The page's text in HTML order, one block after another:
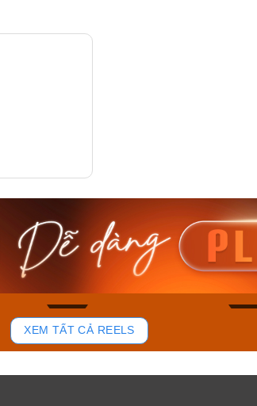
47
Casio Nam MTS-
RS100L-1AVDF
4.276.000₫
3.634.600₫
Casio
230EL-
Mua
XEM TẤT CẢ REELS